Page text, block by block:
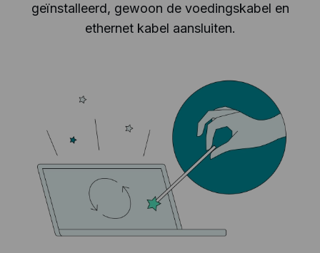
geïnstalleerd, gewoon de voedingskabel en
ethernet kabel aansluiten.